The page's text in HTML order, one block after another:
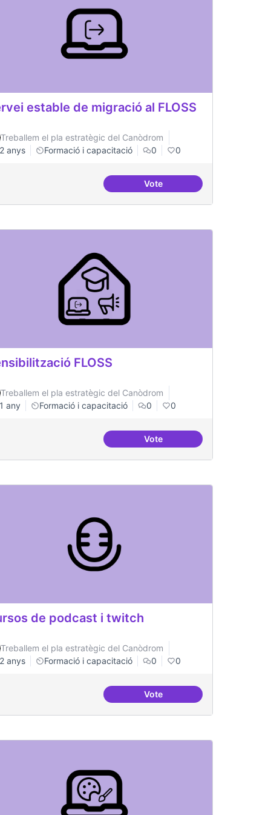
de formació del Canòdrom
estable de migració al FLOSS
Treballem el pla estratègic del Canòdrom
2 anys
Formació i capacitació 0 0
VoteServei estable de migració al
tràmits administratius
FLOSS
Treballem el pla estratègic del Canòdrom
1 any
Formació i capacitació 0 0
VoteSensibilització FLOSS
en innovació tecnològica
de podcast i twitch
Treballem el pla estratègic del Canòdrom
2 anys
Formació i capacitació 0 0
VoteCursos de podcast i twitch